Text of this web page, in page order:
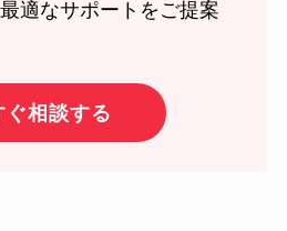
適なサポートをご提案
ぐ相談する